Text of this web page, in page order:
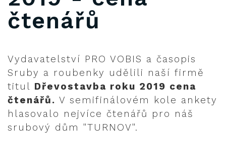
čtenářů
Vydavatelství PRO VOBIS a časopis
Sruby a roubenky udělili naší firmě
titul Dřevostavba roku 2019 cena
čtenářů. V semifinálovém kole ankety
hlasovalo nejvíce čtenářů pro náš
srubový dům "TURNOV".